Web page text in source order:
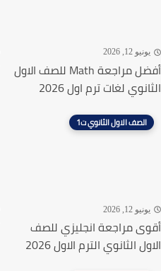
يونيو 12, 2026
أفضل مراجعة Math للصف الاول
الثانوي لغات ترم اول 2026
الصف الاول الثانوي ت1
يونيو 12, 2026
أقوى مراجعة انجليزي للصف
الاول الثانوي الترم الاول 2026